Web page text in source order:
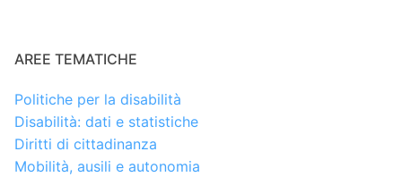
AREE TEMATICHE
Politiche per la disabilità
Disabilità: dati e statistiche
Diritti di cittadinanza
Mobilità, ausili e autonomia